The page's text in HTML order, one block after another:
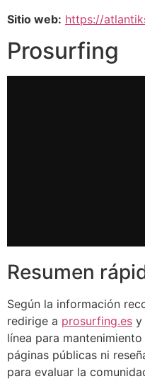
Sitio web: https://
Prosurfing
Resumen
Según la información
redirige a prosurfing.es y
línea para
páginas públicas ni
para evaluar la